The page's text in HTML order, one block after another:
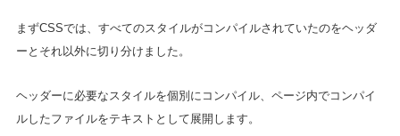
まずCSSでは、すべてのスタイルがコンパイルされていたのをヘッダ
ーとそれ以外に切り分けました。
ヘッダーに必要なスタイルを個別にコンパイル、ページ内でコンパイ
ルしたファイルをテキストとして展開します。